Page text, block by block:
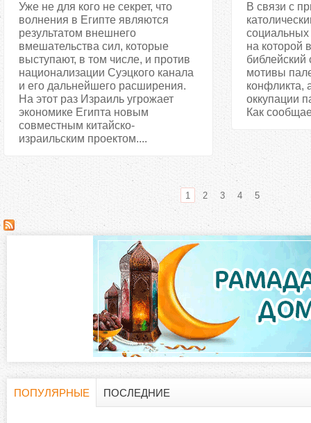
Уже не для кого не секрет, что
волнения в Египте являются
результатом внешнего
вмешательства сил, которые
выступают, в том числе, и против
национализации Суэцкого канала
и его дальнейшего расширения.
На этот раз Израиль угрожает
экономике Египта новым
совместным китайско-
израильским проектом....
В связи с
социальных
на которой
библейский
мотивы
конфликта,
оккупации
Как
С
а
1 2 3 4 5
ПОПУЛЯРНЫЕ
ПОСЛЕДНИЕ